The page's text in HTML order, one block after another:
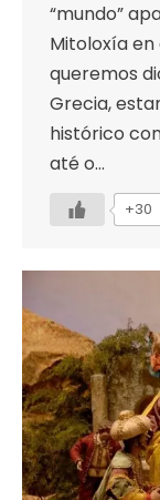
“mundo”
Mitoloxía
queremos
Grecia,
histórico
até o…
+30